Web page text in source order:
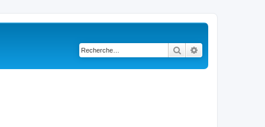
Rechercher